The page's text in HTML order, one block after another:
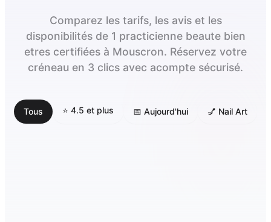
Comparez les tarifs, les avis et les
disponibilités de 1 practicienne beaute bien
etres certifiées à Mouscron. Réservez votre
créneau en 3 clics avec acompte sécurisé.
Tous ⭐ 4.5 et plus 📅 Aujourd'hui 💅 Nail Art